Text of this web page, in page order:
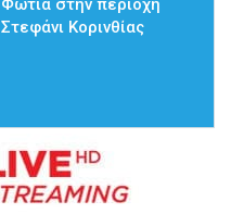
Φωτιά στην περιοχή
Στεφάνι Κορινθίας